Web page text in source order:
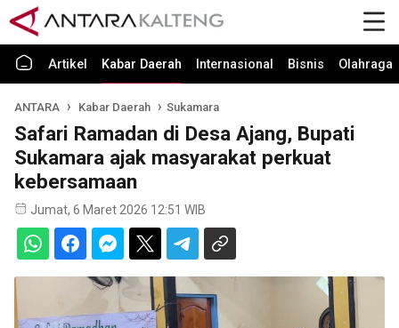
Artikel Kabar Daerah Internasional Bisnis Olahraga
ANTARA Kabar Daerah Sukamara
Safari Ramadan di Desa Ajang, Bupati
Sukamara ajak masyarakat perkuat
kebersamaan
Jumat, 6 Maret 2026 12:51 WIB